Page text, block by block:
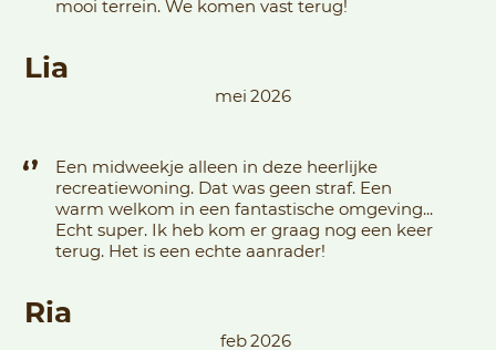
Lia
mooi terrein. We komen vast terug!
mei 2026
Ria
Een midweekje alleen in deze heerlijke
recreatiewoning. Dat was geen straf. Een
warm welkom in een fantastische omgeving...
Echt super. Ik heb kom er graag nog een keer
terug. Het is een echte aanrader!
feb
‘’
2026